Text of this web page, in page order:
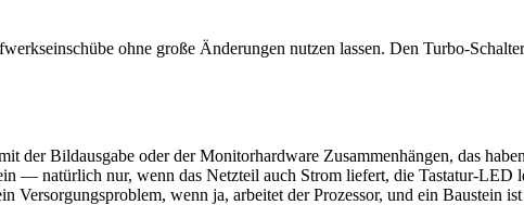
ohne große Änderungen nutzen lassen. Den Turbo-
der Bildausgabe oder der Monitorhardware Zusammenhängen, das
— natürlich nur, wenn das Netzteil auch Strom liefert, die Tastatur-LED
wenn ja, arbeitet der Prozessor, und ein Baustein